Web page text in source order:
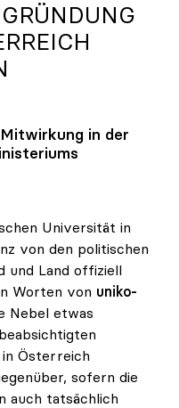
in der
Universität in
von den politischen
und Land offiziell
Worten von uniko-
Nebel etwas
Österreich
sofern die
auch tatsächlich